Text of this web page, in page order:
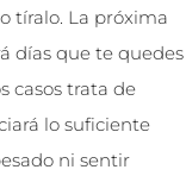
tíralo. La próxima
días que te quedes
casos trata de
lo suficiente
ni sentir